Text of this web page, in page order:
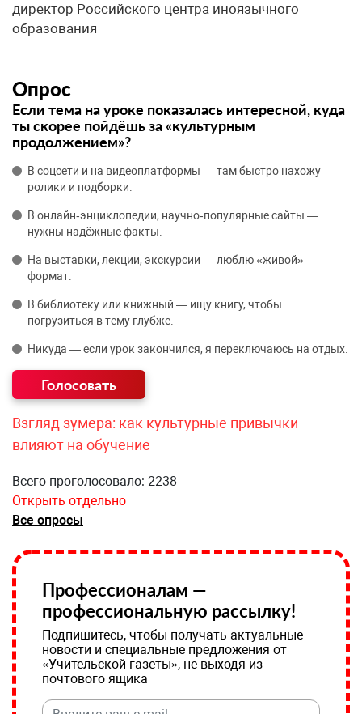
директор Российского центра иноязычного
образования
Опрос
Если тема на уроке показалась интересной, куда
ты скорее пойдёшь за «культурным
продолжением»?
В соцсети и на видеоплатформы — там быстро нахожу
ролики и подборки.
В онлайн‑энциклопедии, научно‑популярные сайты —
нужны надёжные факты.
На выставки, лекции, экскурсии — люблю «живой»
формат.
В библиотеку или книжный — ищу книгу, чтобы
погрузиться в тему глубже.
Никуда — если урок закончился, я переключаюсь на отдых.
Взгляд зумера: как культурные привычки
влияют на обучение
Всего проголосовало: 2238
Открыть отдельно
Все опросы
Профессионалам —
профессиональную рассылку!
Подпишитесь, чтобы получать актуальные
новости и специальные предложения от
«Учительской газеты», не выходя из
почтового ящика